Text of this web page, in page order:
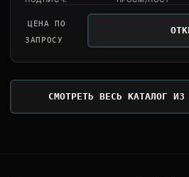
ЦЕНА ПО
ЗАПРОСУ
СМОТРЕТЬ ВЕСЬ КАТАЛОГ